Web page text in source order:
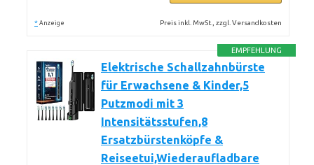
* Anzeige Preis inkl. MwSt., zzgl. Versandkosten
EMPFEHLUNG
Elektrische Schallzahnbürste
für Erwachsene & Kinder,5
Putzmodi mit 3
Intensitätsstufen,8
Ersatzbürstenköpfe &
Reiseetui,Wiederaufladbare